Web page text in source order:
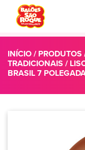
INÍCIO/PRODUTOS
TRADICIONAIS /
BRASIL 7